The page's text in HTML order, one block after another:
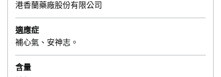
港香蘭藥廠股份有限公司
適應症
補心氣、安神志。
含量